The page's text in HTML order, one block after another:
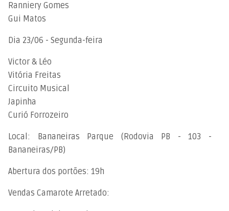
Ranniery Gomes
Gui Matos
Dia 23/06 - Segunda-feira
Victor & Léo
Vitória Freitas
Circuito Musical
Japinha
Curió Forrozeiro
Local: Bananeiras Parque (Rodovia PB - 103 -
Bananeiras/PB)
Abertura dos portões: 19h
Vendas Camarote Arretado: